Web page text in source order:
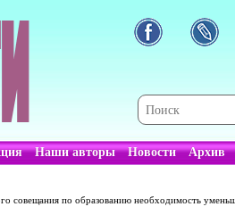
Наши авторы Новости Архив
совещания по образованию необходимость